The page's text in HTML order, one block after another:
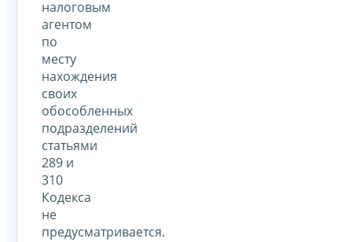
налоговым
агентом
по
месту
нахождения
своих
обособленных
подразделений
статьями
289 и
310
Кодекса
не
предусматривается.